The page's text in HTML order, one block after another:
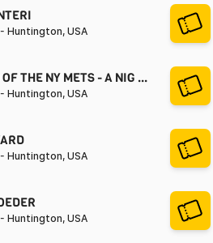
Huntington, USA
THE NY METS - A NIG ...
Huntington, USA
Huntington, USA
Huntington, USA